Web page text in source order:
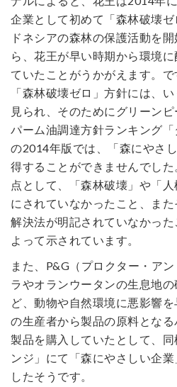
企業として初めて「森林破壊
ドネシアの森林の保護活動を
ら、花王が早い時期から環境
ていたことがうかがえます。
「森林破壊ゼロ」方針には、
見られ、そのためにグリーン
パーム油調達方針ランキング「
の2014年版では、「森にやさ
得することができませんでし
点として、「森林破壊」や「
にされていなかったこと、ま
解決法が明記されていなかっ
よって示されています。
また、P&G（プロクター・ア
ラやオランウータンの生息地
ど、動物や自然環境に悪影響
の生産者から製品の原料とな
製品を購入していたとして、
ンジ」にて「森にやさしい企
したそうです。